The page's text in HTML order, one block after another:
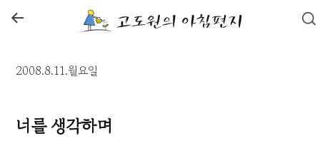
←
2008.8.11.월요일
너를 생각하며